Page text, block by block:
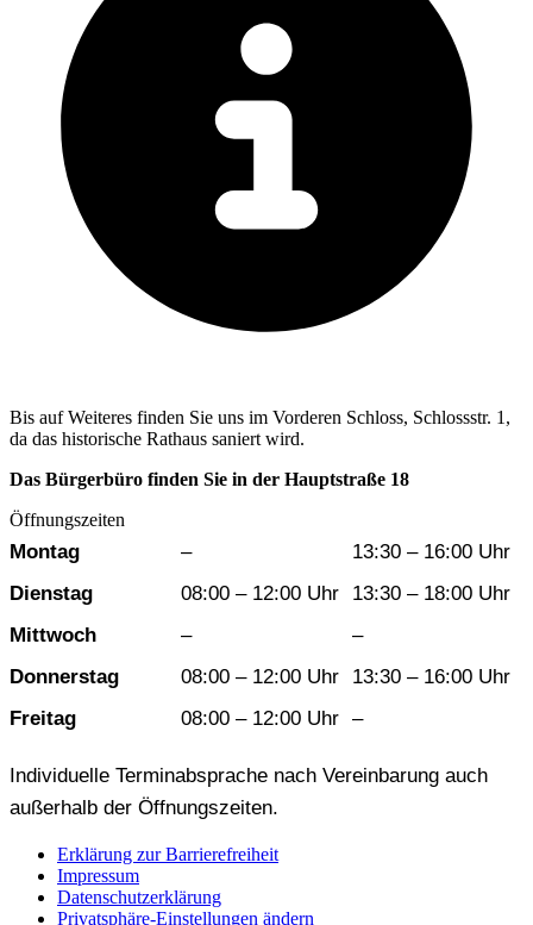
Bis auf Weiteres finden Sie uns im Vorderen Schloss, Schlossstr. 1,
da das historische Rathaus saniert wird.
Das Bürgerbüro finden Sie in der Hauptstraße 18
Öffnungszeiten
Wochentag Vormittag
Montag –
13:30 – 16:00 Uhr
Dienstag
08:00 – 12:00 Uhr
13:30 – 18:00 Uhr
Mittwoch
–
–
Donnerstag
08:00 – 12:00 Uhr
13:30 – 16:00 Uhr
Freitag
08:00 – 12:00 Uhr –
Individuelle Terminabsprache nach Vereinbarung auch
außerhalb der Öffnungszeiten.
Erklärung zur Barrierefreiheit
Impressum
Datenschutzerklärung
Privatsphäre-Einstellungen ändern